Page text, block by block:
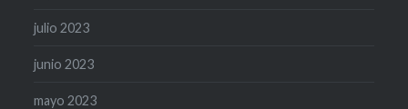
julio 2023
junio 2023
mayo 2023